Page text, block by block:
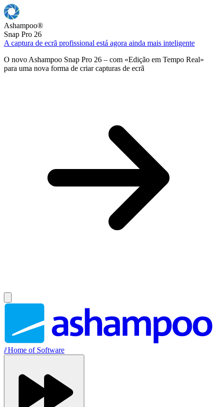
Ashampoo®
Snap Pro 26
A captura de ecrã profissional está agora ainda mais inteligente
O novo Ashampoo Snap Pro 26 – com «Edição em Tempo Real»
para uma nova forma de criar capturas de ecrã
//Home of Software